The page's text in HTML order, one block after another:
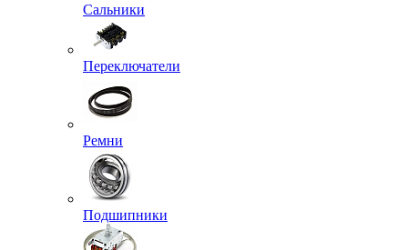
Сальники
Переключатели
Ремни
Подшипники